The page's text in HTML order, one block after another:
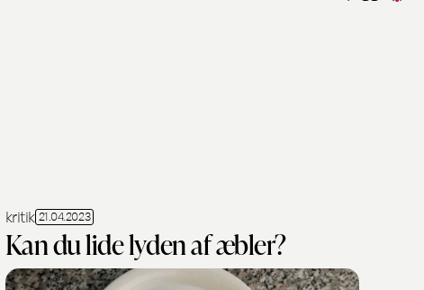
kritik 21.04.2023
Kan du lide lyden af ​​æbler?